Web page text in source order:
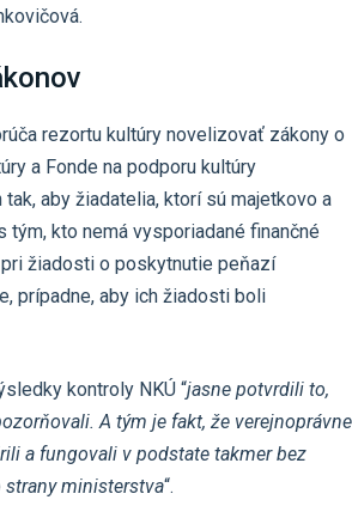
rezortu kultúry novelizovať zákony o
a Fonde na podporu kultúry
aby žiadatelia, ktorí sú majetkovo a
tým, kto nemá vysporiadané finančné
žiadosti o poskytnutie peňazí
prípadne, aby ich žiadosti boli
kontroly NKÚ “jasne potvrdili to,
A tým je fakt, že verejnoprávne
a fungovali v podstate takmer bez
ministerstva“.